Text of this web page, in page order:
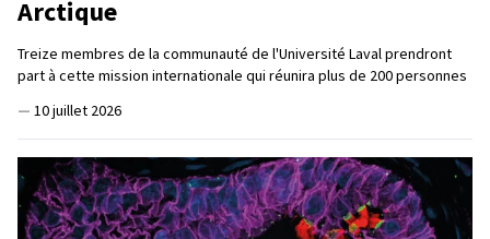
Arctique
Treize membres de la communauté de l'Université Laval prendront
part à cette mission internationale qui réunira plus de 200 personnes
— 10 juillet 2026